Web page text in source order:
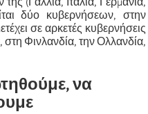
δύο κυβερνήσεων, στην
σε αρκετές κυβερνήσεις
στη Φινλανδία, την Ολλανδία,
να